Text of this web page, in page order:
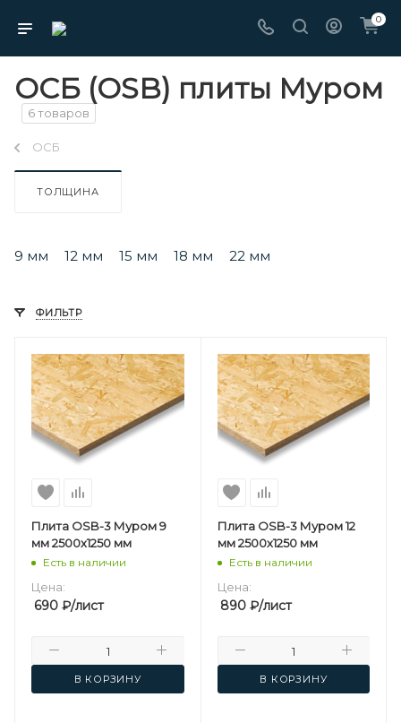
0
ОСБ (OSB) плиты Муром
6 товаров
ОСБ
ТОЛЩИНА
9 мм 12 мм 15 мм 18 мм 22 мм
ФИЛЬТР
Плита OSB-3 Муром 9
мм 2500х1250 мм
Есть в наличии
Цена:
690 ₽/лист
В КОРЗИНУ
Плита OSB-3 Муром 12
мм 2500х1250 мм
Есть в наличии
Цена:
890₽/лист
В КОРЗИНУ